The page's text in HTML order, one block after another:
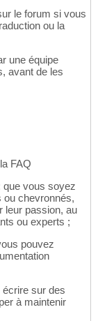
le forum si vous
ou la
une équipe
avant de les
FAQ
que vous soyez
ou chevronnés,
leur passion, au
ou experts ;
pouvez
sur des
à maintenir